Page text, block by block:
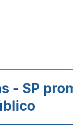
- SP